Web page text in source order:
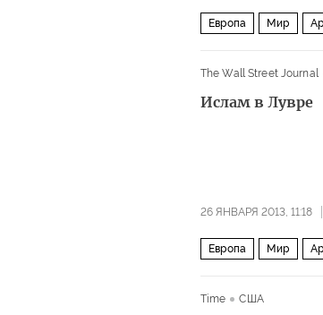
Европа Мир
The Wall Street Journal
Ислам в Лувре
26 ЯНВАРЯ 2013, 11:18
Европа Мир
Time США